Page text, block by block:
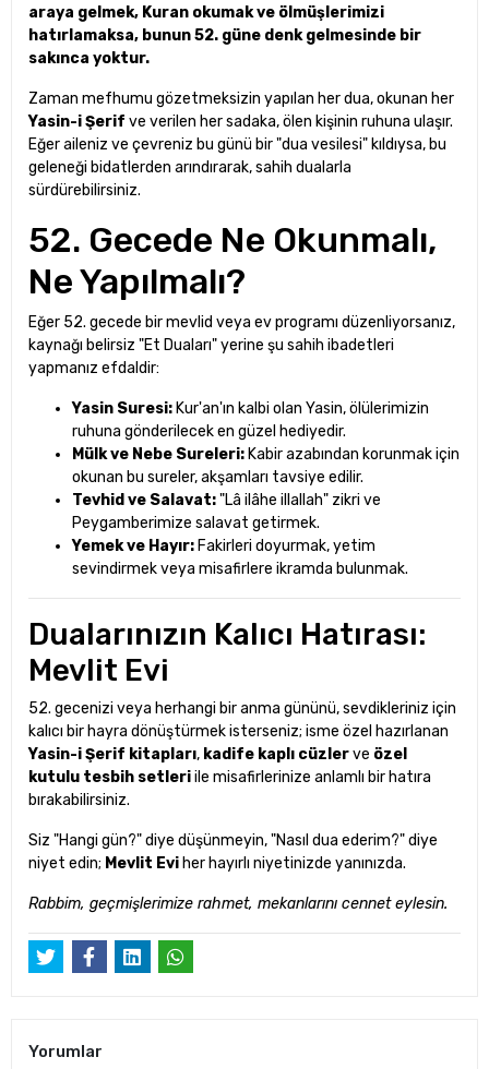
araya gelmek, Kuran okumak ve ölmüşlerimizi
hatırlamaksa, bunun 52. güne denk gelmesinde bir
sakınca yoktur.
Zaman mefhumu gözetmeksizin yapılan her dua, okunan her
Yasin-i Şerif ve verilen her sadaka, ölen kişinin ruhuna ulaşır.
Eğer aileniz ve çevreniz bu günü bir "dua vesilesi" kıldıysa, bu
geleneği bidatlerden arındırarak, sahih dualarla
sürdürebilirsiniz.
52. Gecede Ne Okunmalı,
Ne Yapılmalı?
Eğer 52. gecede bir mevlid veya ev programı düzenliyorsanız,
kaynağı belirsiz "Et Duaları" yerine şu sahih ibadetleri
yapmanız efdaldir:
Yasin Suresi: Kur'an'ın kalbi olan Yasin, ölülerimizin
ruhuna gönderilecek en güzel hediyedir.
Mülk ve Nebe Sureleri: Kabir azabından korunmak için
okunan bu sureler, akşamları tavsiye edilir.
Tevhid ve Salavat:"Lâ ilâhe illallah" zikri ve
Peygamberimize salavat getirmek.
Yemek ve Hayır: Fakirleri doyurmak, yetim
sevindirmek veya misafirlere ikramda bulunmak.
Dualarınızın Kalıcı Hatırası:
Mevlit Evi
52. gecenizi veya herhangi bir anma gününü, sevdikleriniz için
kalıcı bir hayra dönüştürmek isterseniz; isme özel hazırlanan
Yasin-i Şerif kitapları, kadife kaplı cüzlerve özel
kutulu tesbih setleriile misafirlerinize anlamlı bir hatıra
bırakabilirsiniz.
Siz "Hangi gün?" diye düşünmeyin, "Nasıl dua ederim?" diye
niyet edin; Mevlit Evi her hayırlı niyetinizde yanınızda.
Rabbim, geçmişlerimize rahmet, mekanlarını cennet eylesin.
Yorumlar